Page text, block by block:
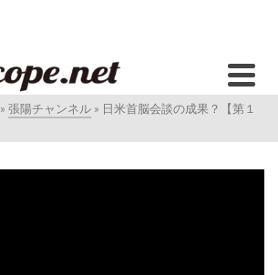
» 張陽チャンネル » 日米首脳会談の成果？【第１